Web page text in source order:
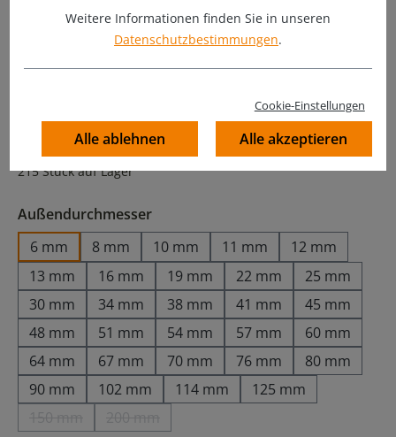
Preise inkl. MwSt. zzgl. Versandkosten
Sofort verfügbar, Lieferzeit: 1-2 Werktage
215 Stück auf Lager
Außendurchmesserauswählen
6 mm
8 mm 10 mm 11 mm
12 mm
13 mm
16 mm 19 mm 22 mm
25 mm
30 mm
34 mm 38 mm 41 mm
45 mm
48 mm
51 mm 54 mm 57 mm
60 mm
64 mm
67 mm 70 mm 76 mm
80 mm
90 mm
102 mm 114 mm
125 mm
(Diese Option ist zurzeit nicht verfügbar.)
(Diese Option ist zurzeit nicht verfügbar.)
Weitere Informationen finden Sie in unseren
Datenschutzbestimmungen.
Cookie-Einstellungen
Alle ablehnen Alle akzeptieren